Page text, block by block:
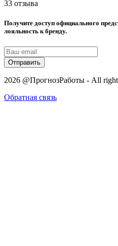
33 отзыва
Получите доступ официального
лояльность к бренду.
Отправить
2026 @ПрогнозРаботы - All
Обратная связь